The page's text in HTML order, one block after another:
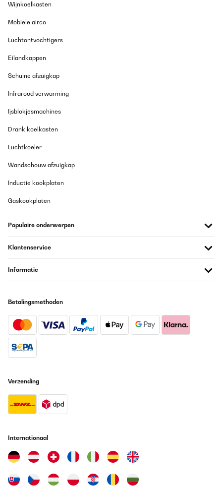
Wijnkoelkasten
Mobiele airco
Luchtontvochtigers
Eilandkappen
Schuine afzuigkap
Infrarood verwarming
Ijsblokjesmachines
Drank koelkasten
Luchtkoeler
Wandschouw afzuigkap
Inductie kookplaten
Gaskookplaten
Populaire onderwerpen
Klantenservice
Informatie
Betalingsmethoden
Verzending
Internationaal